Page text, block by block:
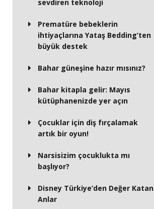
sevdiren teknoloji
Prematüre bebeklerin
ihtiyaçlarına Yataş Bedding’ten
büyük destek
Bahar güneşine hazır mısınız?
Bahar kitapla gelir: Mayıs
kütüphanenizde yer açın
Çocuklar için diş fırçalamak
artık bir oyun!
Narsisizim çocuklukta mı
başlıyor?
Disney Türkiye’den Değer Katan
Anlar